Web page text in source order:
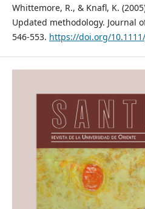
Whittemore, R., & Knafl, K.
Updated methodology. Journal
546-553. https://doi.org/